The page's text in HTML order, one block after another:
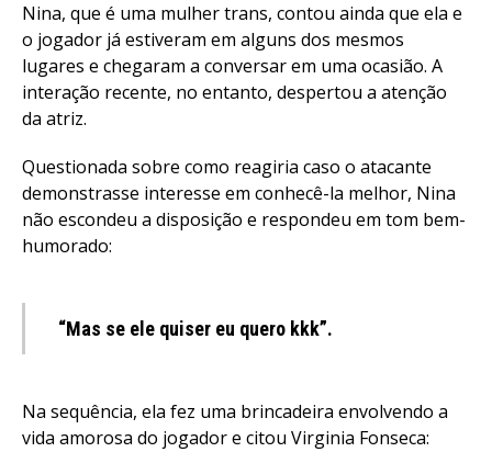
Nina, que é uma mulher trans, contou ainda que ela e
o jogador já estiveram em alguns dos mesmos
lugares e chegaram a conversar em uma ocasião. A
interação recente, no entanto, despertou a atenção
da atriz.
Questionada sobre como reagiria caso o atacante
demonstrasse interesse em conhecê-la melhor, Nina
não escondeu a disposição e respondeu em tom bem-
humorado:
“Mas se ele quiser eu quero kkk”.
Na sequência, ela fez uma brincadeira envolvendo a
vida amorosa do jogador e citou Virginia Fonseca: